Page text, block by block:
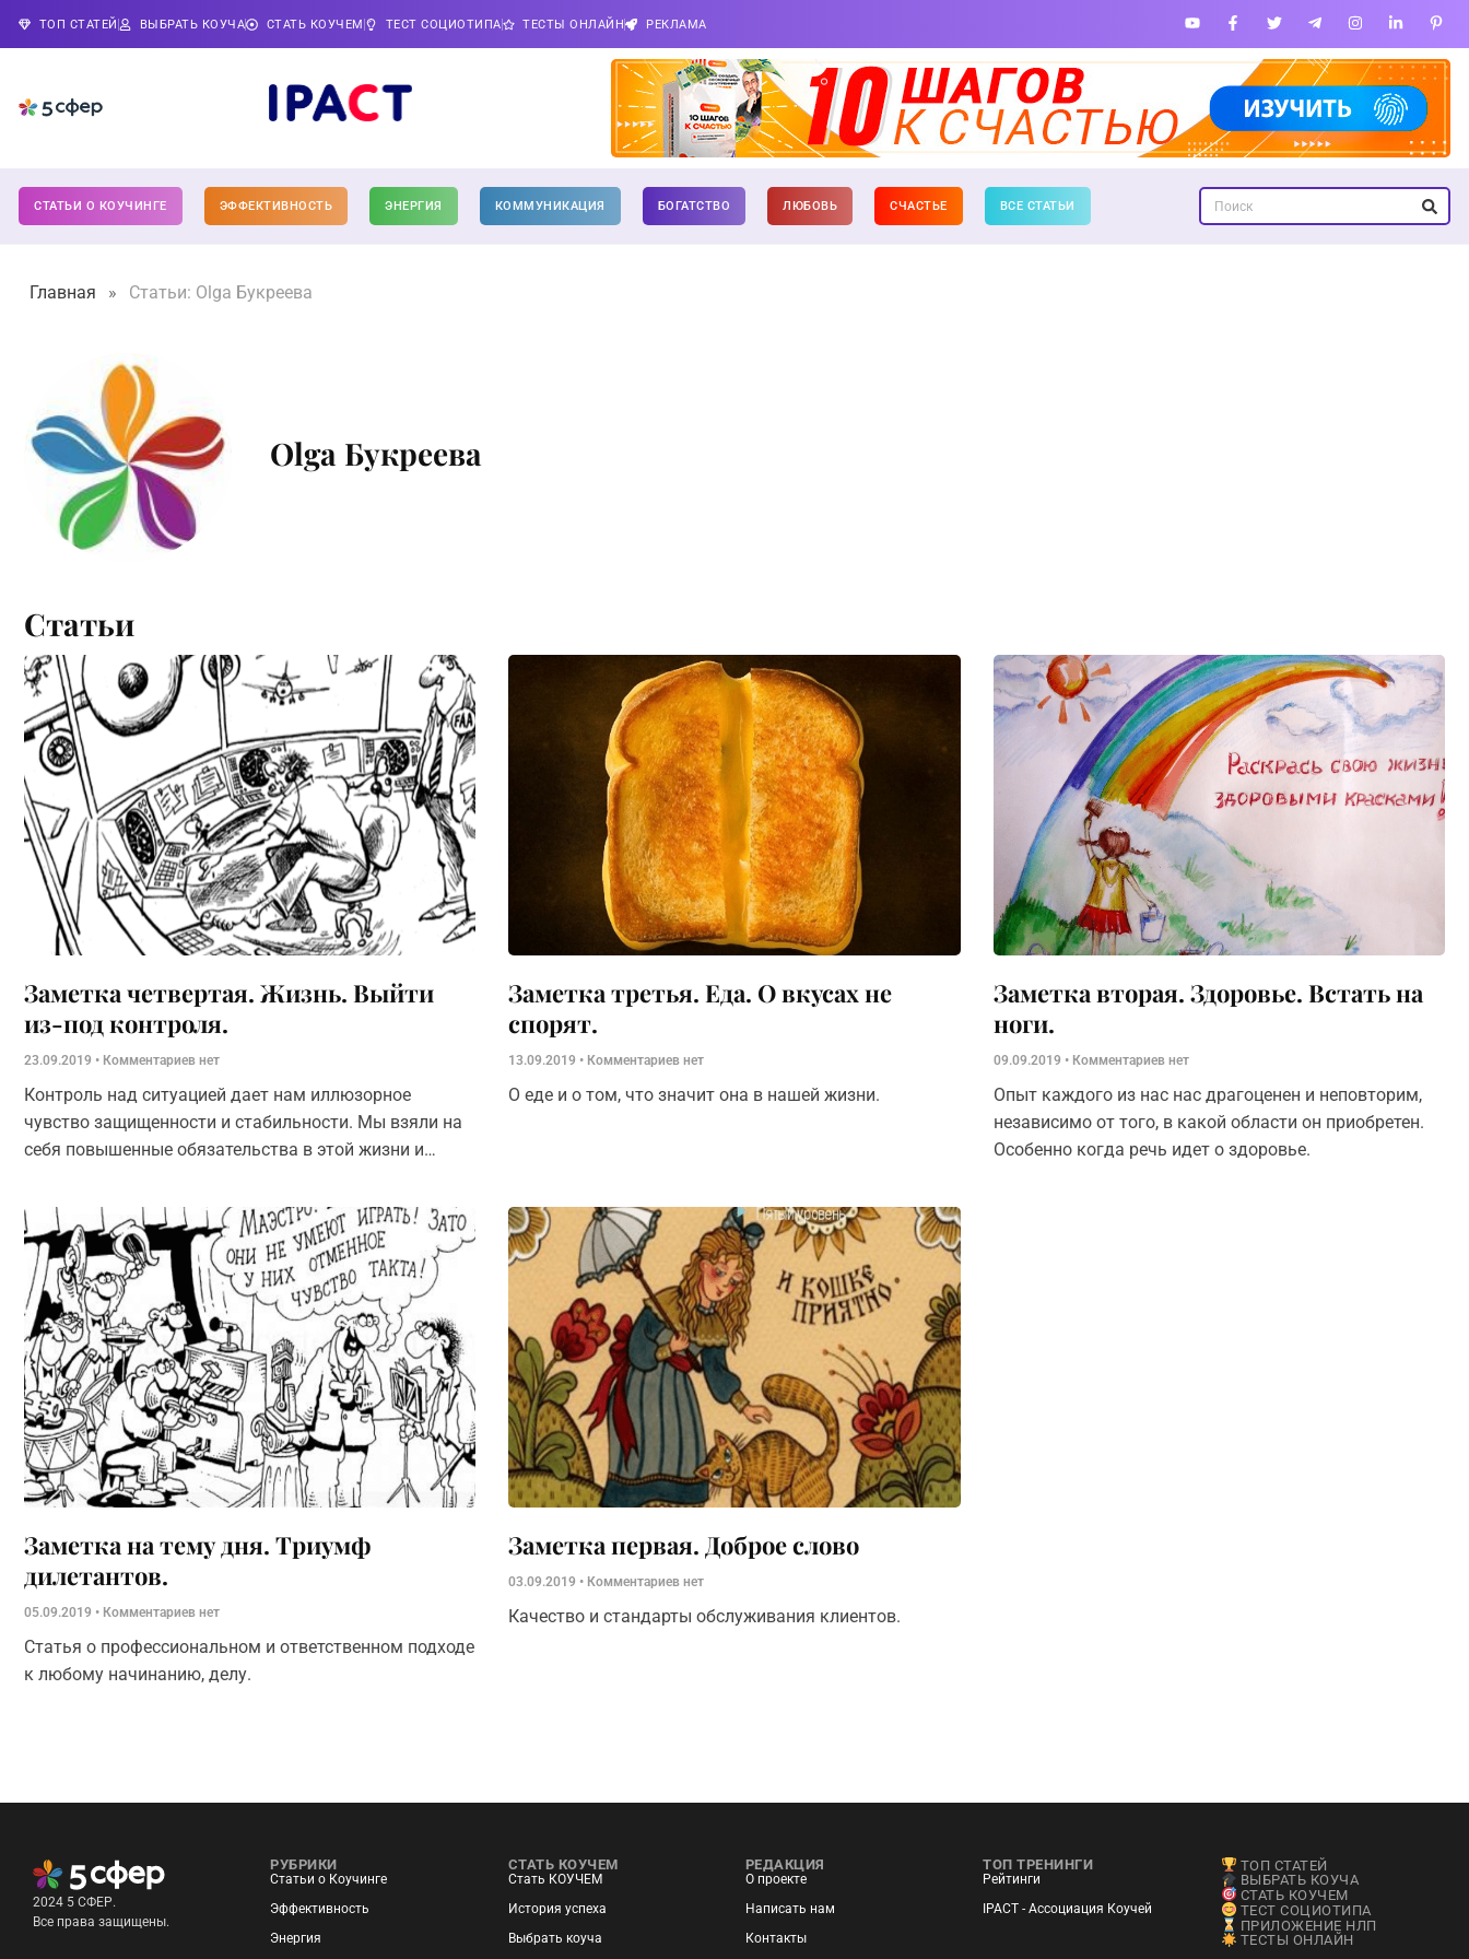
ТОП СТАТЕЙ ВЫБРАТЬ КОУЧА СТАТЬ КОУЧЕМ ТЕСТ СОЦИОТИПА ТЕСТЫ ОНЛАЙН РЕКЛАМА
СТАТЬИ О КОУЧИНГЕ ЭФФЕКТИВНОСТЬ ЭНЕРГИЯ КОММУНИКАЦИЯ БОГАТСТВО ЛЮБОВЬ СЧАСТЬЕ ВСЕ СТАТЬИ
Главная » Статьи: Olga Букреева
Olga Букреева
Статьи
Заметка четвертая. Жизнь. Выйти
из-под контроля.
23.09.2019 Комментариев нет
Контроль над ситуацией дает нам иллюзорное
чувство защищенности и стабильности. Мы взяли на
себя повышенные обязательства в этой жизни и
что-то пошло не так.
Заметка третья. Еда. О вкусах не
спорят.
13.09.2019 Комментариев нет
О еде и о том, что значит она в нашей жизни.
Заметка вторая. Здоровье. Встать на
ноги.
09.09.2019 Комментариев нет
Опыт каждого из нас нас драгоценен и неповторим,
независимо от того, в какой области он приобретен.
Особенно когда речь идет о здоровье.
Заметка на тему дня. Триумф
дилетантов.
05.09.2019 Комментариев нет
Статья о профессиональном и ответственном подходе
к любому начинанию, делу.
Заметка первая. Доброе слово
03.09.2019 Комментариев нет
Качество и стандарты обслуживания клиентов.
2024 5 СФЕР.
Все права защищены.
РУБРИКИ
Статьи о Коучинге
Эффективность
Энергия
СТАТЬ КОУЧЕМ
Стать КОУЧЕМ
История успеха
Выбрать коуча
РЕДАКЦИЯ
О проекте
Написать нам
Контакты
ТОП ТРЕНИНГИ
Рейтинги
IPACT - Ассоциация Коучей
ТОП СТАТЕЙ
ВЫБРАТЬ КОУЧА
СТАТЬ КОУЧЕМ
ТЕСТ СОЦИОТИПА
ПРИЛОЖЕНИЕ НЛП
ТЕСТЫ ОНЛАЙН